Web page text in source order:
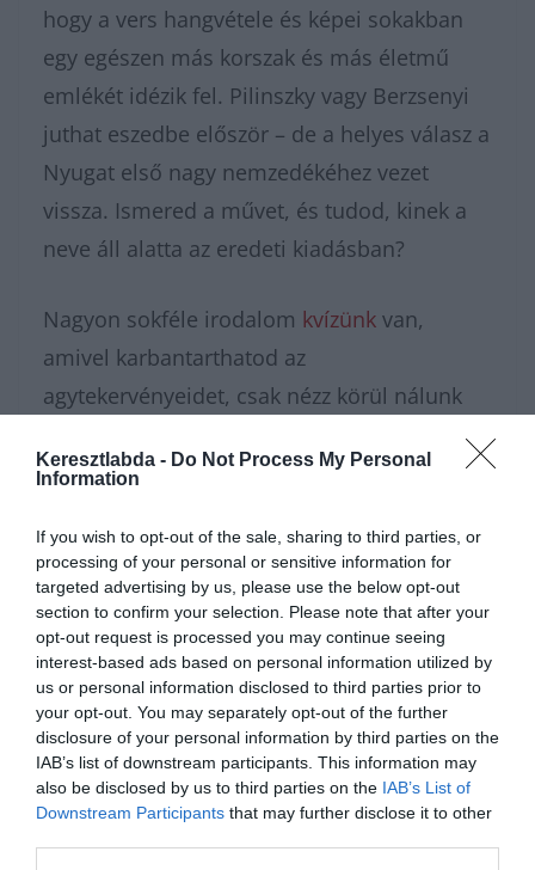
Keresztlabda - Do Not Process My Personal
Information
If you wish to opt-out of the sale, sharing to third parties, or
processing of your personal or sensitive information for
targeted advertising by us, please use the below opt-out
section to confirm your selection. Please note that after your
opt-out request is processed you may continue seeing
interest-based ads based on personal information utilized by
us or personal information disclosed to third parties prior to
your opt-out. You may separately opt-out of the further
disclosure of your personal information by third parties on the
IAB’s list of downstream participants. This information may
also be disclosed by us to third parties on the IAB’s List of
Downstream Participants that may further disclose it to other
hogy a vers hangvétele és képei sokakban
egy egészen más korszak és más életmű
emlékét idézik fel. Pilinszky vagy Berzsenyi
juthat eszedbe először – de a helyes válasz a
Nyugat első nagy nemzedékéhez vezet
vissza. Ismered a művet, és tudod, kinek a
neve áll alatta az eredeti kiadásban?
Nagyon sokféle irodalom kvízünk van,
amivel karbantarthatod az
agytekervényeidet, csak nézz körül nálunk
további érdekes napi játékokat találhatsz.
Hirdetés